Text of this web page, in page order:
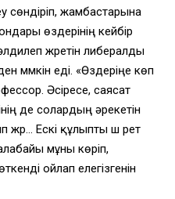
сөндіріп, жамбастарына
өздерінің кейбір
жүретін либералды
мүмкін еді. «Өздеріңе көп
Әсіресе, саясат
де солардың әрекетін
Ескі құлыпты үш рет
мұны көріп,
ойлап елегізгенін